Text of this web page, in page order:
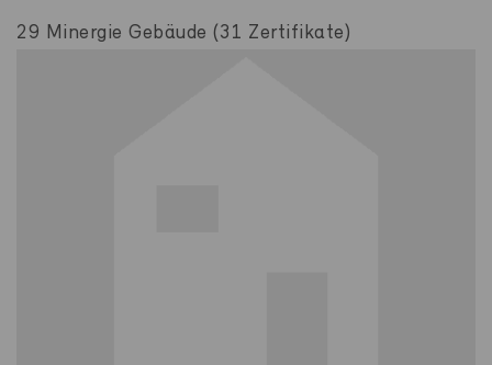
29 Minergie Gebäude (31 Zertifikate)